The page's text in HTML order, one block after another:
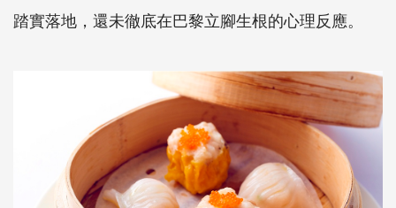
踏實落地，還未徹底在巴黎立腳生根的心理反應。